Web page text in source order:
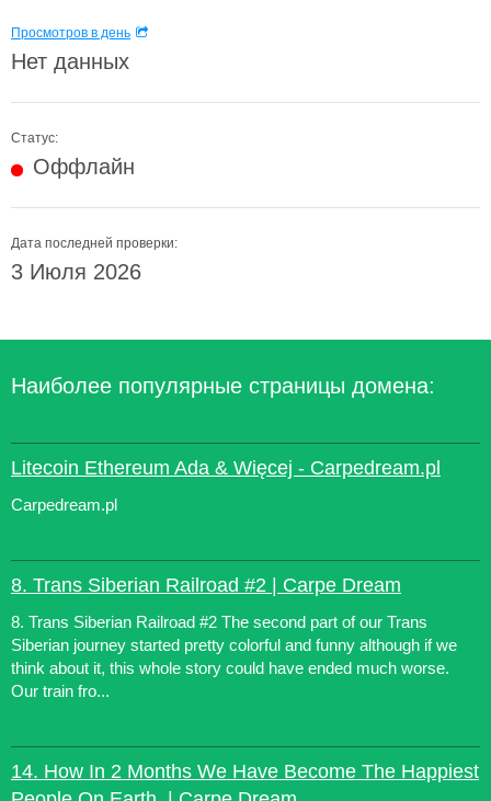
Просмотров в день
Нет данных
Статус:
Оффлайн
Дата последней проверки:
3 Июля 2026
Наиболее популярные страницы домена:
Litecoin Ethereum Ada & Więcej - Carpedream.pl
Carpedream.pl
8. Trans Siberian Railroad #2 | Carpe Dream
8. Trans Siberian Railroad #2 The second part of our Trans
Siberian journey started pretty colorful and funny although if we
think about it, this whole story could have ended much worse.
Our train fro...
14. How In 2 Months We Have Become The Happiest